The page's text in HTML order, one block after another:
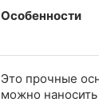
Особенности
Это прочные
можно